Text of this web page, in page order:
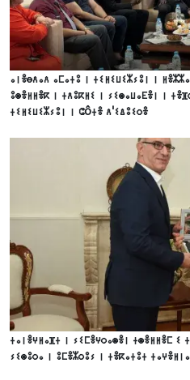
ⴰⵏⴻⴱⴷⴰⴷ ⴰⵎⴰⵜⵓ ⵏ ⵜⵉⵍⵉⵡⵉⵣⵢⵓⵏ ⵏ
ⵓⵙⴻⵍⵍⴻⴽ ⵏ ⵜⴷⵓⴽⵍⵉ ⵏ ⵢⵉⵙⴰⵡⴰⴹⴻⵏ ⵏ
ⵜⵉⵍⵉⵡⵉⵣⵢⵓⵏ ⵏ ⵛôⵜⴻ ⴷ'ⵉⵠⵓⵉⵔⴻ
ⵜⴰⵏⴻⵖⵍⴰⴼⵜ ⵏ ⵢⵉⵎⴻⵖⵔⴰⵙⴻⵏ ⵜⵙⴻⵍⵍⴻⵎ ⵉ
ⵢⵉⵙⵓⵔⴰ ⵏ ⵓⵎⴻⵣⵔⵓⵢ ⵏ ⵜⴻⴽⴰⵜⵓⵜ